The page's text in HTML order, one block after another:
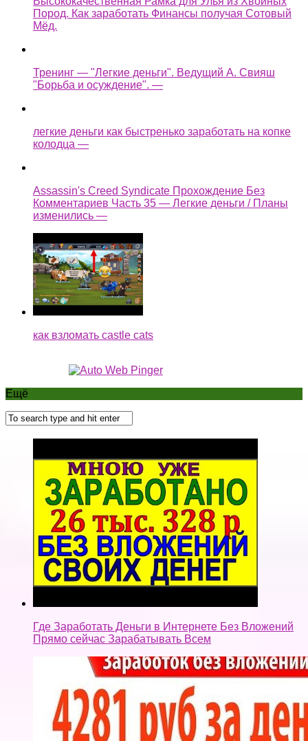
Пород. Как заработать Финансы получая Сотовый
Мёд.
Тренинг — "Легкие деньги". Ведущий А. Свияш
"Борьба и осуждение". —
легкие деньги как быстренько заработать на копке
колодца —
Assassin's Creed Syndicate Прохождение Без
Комментариев Часть 35 — Легкие деньги / Планы
изменились —
как взломать castle cats
Ещё
Где Заработать Деньги в Интернете Без Вложений
Прямо сейчас Зарабатывать Всем